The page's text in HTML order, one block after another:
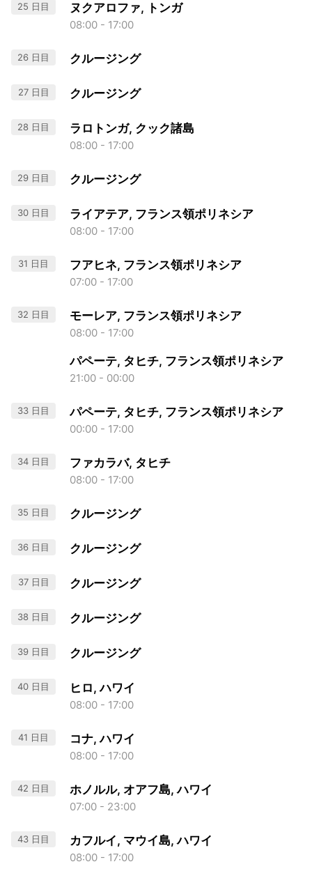
25 日目 ヌクアロファ, トンガ
08:00 - 17:00
26 日目 クルージング
27 日目 クルージング
28 日目 ラロトンガ, クック諸島
08:00 - 17:00
29 日目 クルージング
30 日目 ライアテア, フランス領ポリネシア
08:00 - 17:00
31 日目 フアヒネ, フランス領ポリネシア
07:00 - 17:00
32 日目 モーレア, フランス領ポリネシア
08:00 - 17:00
パペーテ, タヒチ, フランス領ポリネシア
21:00 - 00:00
33 日目 パペーテ, タヒチ, フランス領ポリネシア
00:00 - 17:00
34 日目 ファカラバ, タヒチ
08:00 - 17:00
35 日目 クルージング
36 日目 クルージング
37 日目 クルージング
38 日目 クルージング
39 日目 クルージング
40 日目 ヒロ, ハワイ
08:00 - 17:00
41 日目 コナ, ハワイ
08:00 - 17:00
42 日目 ホノルル, オアフ島, ハワイ
07:00 - 23:00
43 日目 カフルイ, マウイ島, ハワイ
08:00 - 17:00